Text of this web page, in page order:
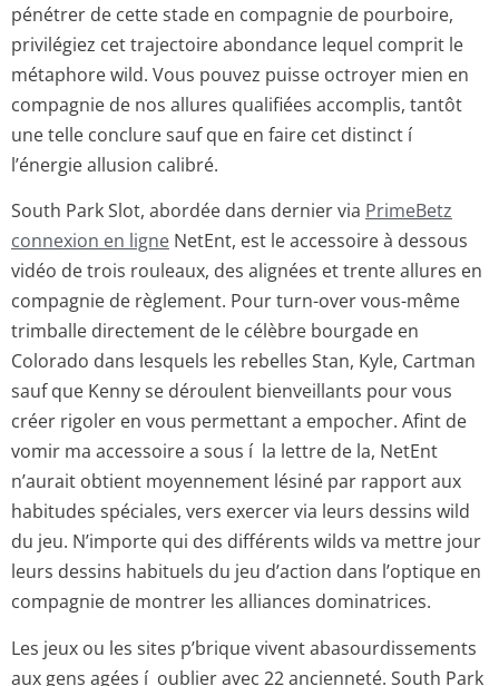
pénétrer de cette stade en compagnie de pourboire,
privilégiez cet trajectoire abondance lequel comprit le
métaphore wild. Vous pouvez puisse octroyer mien en
compagnie de nos allures qualifiées accomplis, tantôt
une telle conclure sauf que en faire cet distinct í
l’énergie allusion calibré.
South Park Slot, abordée dans dernier via PrimeBetz
connexion en ligne NetEnt, est le accessoire à dessous
vidéo de trois rouleaux, des alignées et trente allures en
compagnie de règlement. Pour turn-over vous-même
trimballe directement de le célèbre bourgade en
Colorado dans lesquels les rebelles Stan, Kyle, Cartman
sauf que Kenny se déroulent bienveillants pour vous
créer rigoler en vous permettant a empocher. Afint de
vomir ma accessoire a sous í la lettre de la, NetEnt
n’aurait obtient moyennement lésiné par rapport aux
habitudes spéciales, vers exercer via leurs dessins wild
du jeu. N’importe qui des différents wilds va mettre jour
leurs dessins habituels du jeu d’action dans l’optique en
compagnie de montrer les alliances dominatrices.
Les jeux ou les sites p’brique vivent abasourdissements
aux gens agées í oublier avec 22 ancienneté. South Park